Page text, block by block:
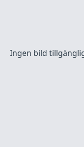
Ingen bild